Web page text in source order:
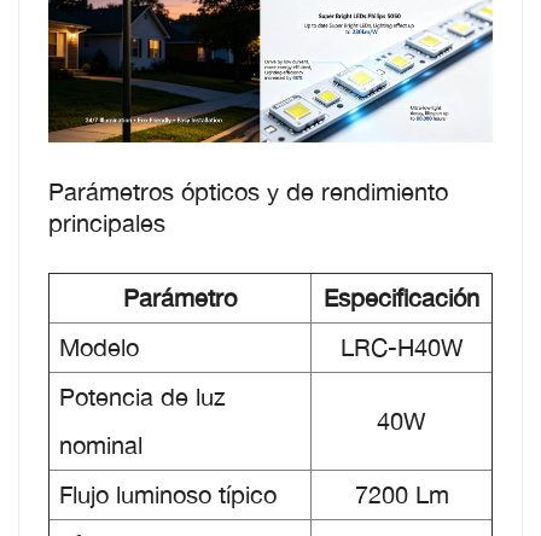
Parámetros ópticos y de rendimiento
principales
Parámetro
Especificación
Modelo
LRC-H40W
Potencia de luz
nominal
40W
Flujo luminoso típico
7200 Lm